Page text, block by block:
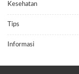
Kesehatan
Tips
Informasi